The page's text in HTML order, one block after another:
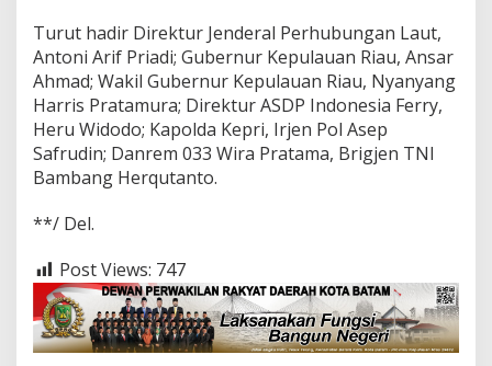
Turut hadir Direktur Jenderal Perhubungan Laut,
Antoni Arif Priadi; Gubernur Kepulauan Riau, Ansar
Ahmad; Wakil Gubernur Kepulauan Riau, Nyanyang
Harris Pratamura; Direktur ASDP Indonesia Ferry,
Heru Widodo; Kapolda Kepri, Irjen Pol Asep
Safrudin; Danrem 033 Wira Pratama, Brigjen TNI
Bambang Herqutanto.
**/ Del.
Post Views: 747